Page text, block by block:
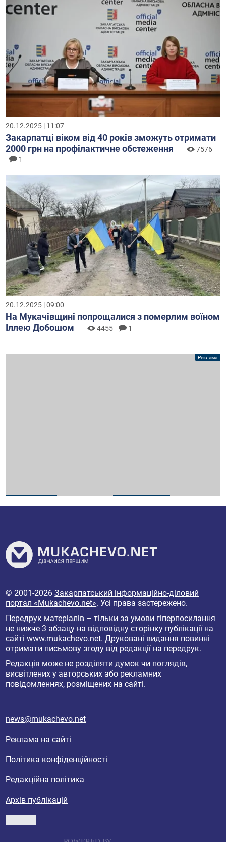
20.12.2025 | 11:07
Закарпатці віком від 40 років зможуть отримати
2000 грн на профілактичне обстеження
7576
1
20.12.2025 | 09:00
На Мукачівщині попрощалися з померлим воїном
Іллею Добошом
4455 1
© 2001-2026Закарпатський інформаційно-діловий
портал «Mukachevo.net». Усі права застережено.
Передрук матеріалів – тільки за умови гіперпосилання
не нижче 3 абзацу на відповідну сторінку публікації на
сайтіwww.mukachevo.net. Друковані видання повинні
отримати письмову згоду від редакції на передрук.
Редакція може не розділяти думок чи поглядів,
висвітлених у авторських або рекламних
повідомленнях, розміщених на сайті.
news@mukachevo.net
Реклама на сайті
Політика конфіденційності
Редакційна політика
Архів публікацій